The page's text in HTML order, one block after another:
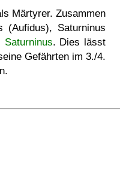
Märtyrer. Zusammen
(Aufidus), Saturninus
Saturninus. Dies lässt
Gefährten im 3./4.